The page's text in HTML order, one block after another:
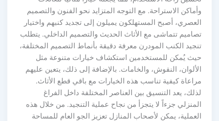
وأماكن الاستراحة. مع التوجه المتزايد نحو الفنون والتصميم
العصري، أصبح المستهلكون يميلون إلى تجديد كنبهم واختيار
تصاميم تتماشى مع الأثاث الحديث والتصميم الداخلي. يتطلب
تنجيد الكنب المودرن معرفة دقيقة بأنماط التصميم المختلفة،
حيث يُمكن للمستخدمين استكشاف خيارات متنوعة مثل
الألوان، النقوش، والخامات. بالإضافة إلى ذلك، يتعين عليهم
مراعاة كيفية تناسب هذه الخيارات مع باقي قطع الأثاث.
لذلك، يعد التنسيق بين العناصر المختلفة داخل الفراغ
المنزلي جزءاً لا يتجزأ من نجاح عملية التنجيد. من خلال هذه
العملية، يمكن لأصحاب المنازل تعزيز الجو العام للمساحة